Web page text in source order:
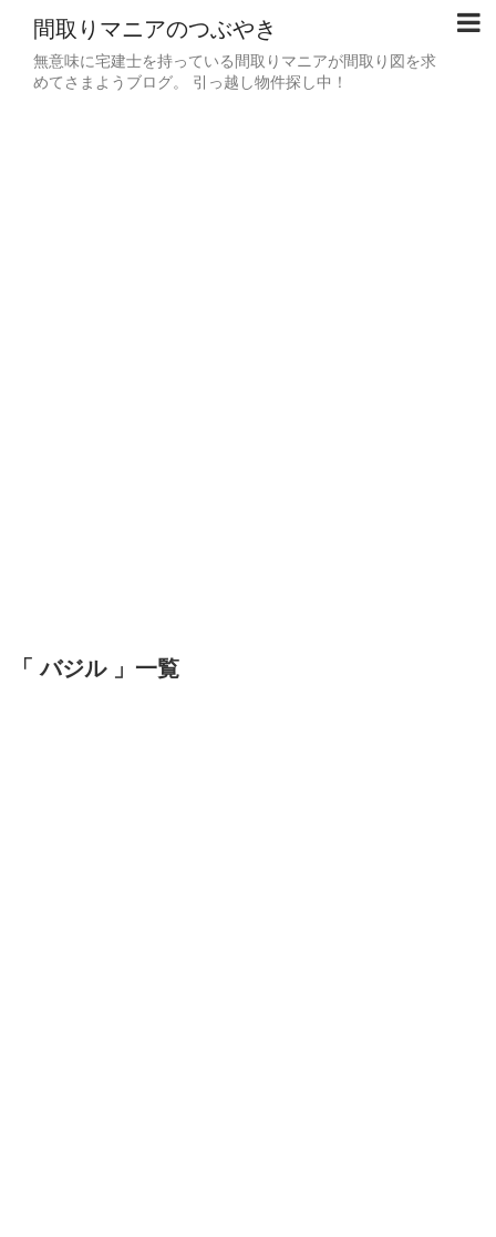
間取りマニアのつぶやき
無意味に宅建士を持っている間取りマニアが間取り図を求
めてさまようブログ。 引っ越し物件探し中！
「 バジル 」一覧